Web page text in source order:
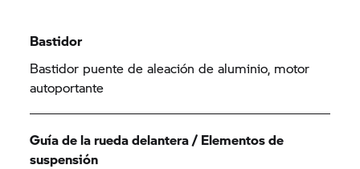
Bastidor
Bastidor puente de aleación de aluminio, motor
autoportante
Guía de la rueda delantera / Elementos de
suspensión